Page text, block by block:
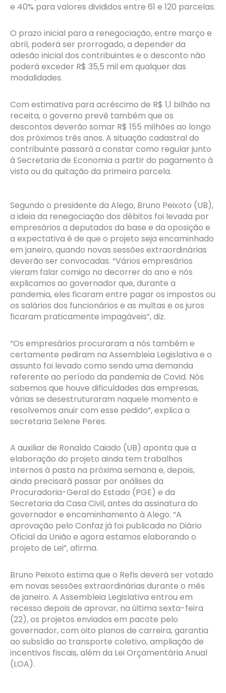
e 40% para valores divididos entre 61 e 120 parcelas.
O prazo inicial para a renegociação, entre março e
abril, poderá ser prorrogado, a depender da
adesão inicial dos contribuintes e o desconto não
poderá exceder R$ 35,5 mil em qualquer das
modalidades.
Com estimativa para acréscimo de R$ 1,1 bilhão na
receita, o governo prevê também que os
descontos deverão somar R$ 155 milhões ao longo
dos próximos três anos. A situação cadastral do
contribuinte passará a constar como regular junto
à Secretaria de Economia a partir do pagamento à
vista ou da quitação da primeira parcela.
Segundo o presidente da Alego, Bruno Peixoto (UB),
a ideia da renegociação dos débitos foi levada por
empresários a deputados da base e da oposição e
a expectativa é de que o projeto seja encaminhado
em janeiro, quando novas sessões extraordinárias
deverão ser convocadas. “Vários empresários
vieram falar comigo no decorrer do ano e nós
explicamos ao governador que, durante a
pandemia, eles ficaram entre pagar os impostos ou
os salários dos funcionários e as multas e os juros
ficaram praticamente impagáveis”, diz.
“Os empresários procuraram a nós também e
certamente pediram na Assembleia Legislativa e o
assunto foi levado como sendo uma demanda
referente ao período da pandemia de Covid. Nós
sabemos que houve dificuldades das empresas,
várias se desestruturaram naquele momento e
resolvemos anuir com esse pedido”, explica a
secretaria Selene Peres.
A auxiliar de Ronaldo Caiado (UB) aponta que a
elaboração do projeto ainda tem trabalhos
internos à pasta na próxima semana e, depois,
ainda precisará passar por análises da
Procuradoria-Geral do Estado (PGE) e da
Secretaria da Casa Civil, antes da assinatura do
governador e encaminhamento à Alego. “A
aprovação pelo Confaz já foi publicada no Diário
Oficial da União e agora estamos elaborando o
projeto de Lei”, afirma.
Bruno Peixoto estima que o Refis deverá ser votado
em novas sessões extraordinárias durante o mês
de janeiro. A Assembleia Legislativa entrou em
recesso depois de aprovar, na última sexta-feira
(22), os projetos enviados em pacote pelo
governador, com oito planos de carreira, garantia
ao subsídio ao transporte coletivo, ampliação de
incentivos fiscais, além da Lei Orçamentária Anual
(LOA).